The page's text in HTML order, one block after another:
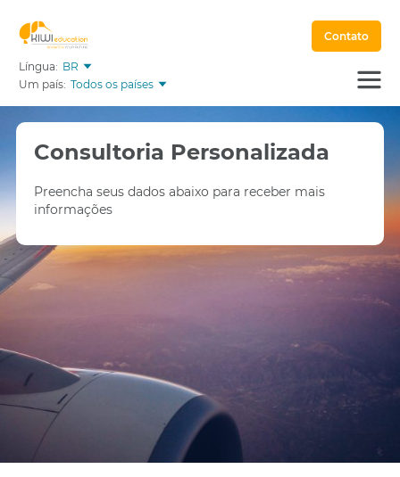
Língua: BR
Um país: Todos os países
Contato
Consultoria Personalizada
Preencha seus dados abaixo para receber mais
informações